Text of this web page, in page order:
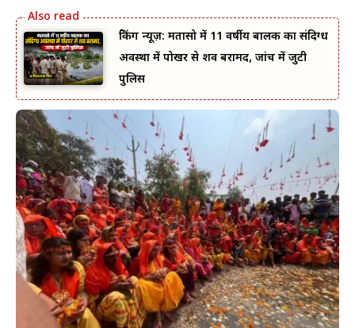
ब्रेकिंग न्यूज़: मतासो में 11 वर्षीय बालक का संदिग्ध
अवस्था में पोखर से शव बरामद, जांच में जुटी
पुलिस